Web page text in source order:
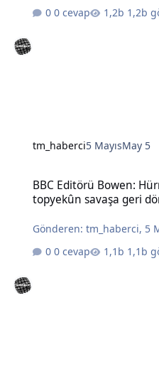
0 cevap
1,2b
tm_haberci5 MayısMay 5
BBC Editörü Bowen:
topyekûn savaşa geri
Gönderen:tm_haberci, 5
0 cevap
1,1b